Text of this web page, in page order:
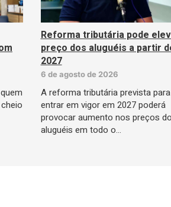
Reforma tributária pode
preço dos aluguéis a partir
2027
6 de agosto de 2026
A reforma tributária prevista para
entrar em vigor em 2027 poderá
provocar aumento nos preços
aluguéis em todo o…